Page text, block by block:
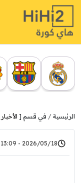
الرئيسية في قسم [ الأخبار
2026/05/18 - 13:09